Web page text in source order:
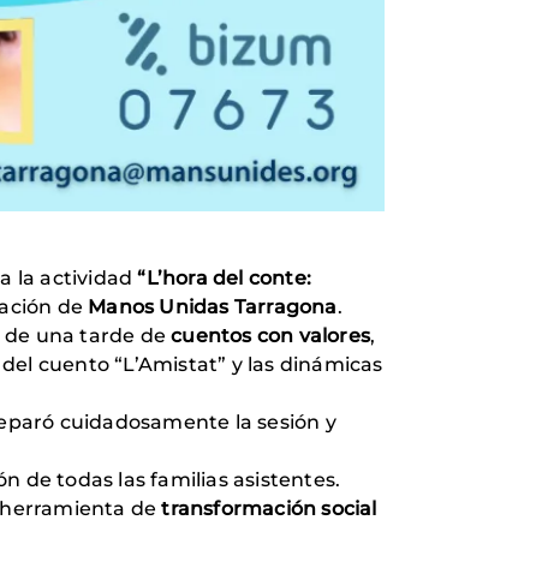
la actividad“L’hora del conte:
de Manos Unidas Tarragona.
una tarde de cuentos con valores,
cuento “L’Amistat” y las dinámicas
cuidadosamente la sesión y
de todas las familias asistentes.
herramienta detransformación social